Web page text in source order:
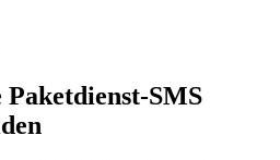
Paketdienst-SMS